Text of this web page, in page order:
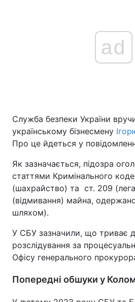
ad
Служба безпеки України
українському бізнесмену
Про це йдеться у
Як зазначається, підозра
статтями Кримінального
(шахрайство) та ст. 209
(відмивання) майна,
шляхом).
У СБУ зазначили, що триває
розслідування за
Офісу генерального
Попередні обшуки у